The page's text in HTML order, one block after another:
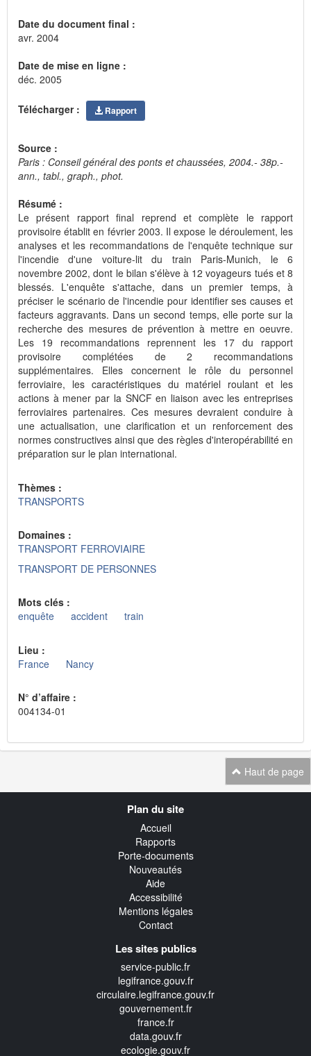
Date du document final :
avr. 2004
Date de mise en ligne :
déc. 2005
Télécharger : Rapport
Source :
Paris : Conseil général des ponts et chaussées, 2004.- 38p.-
ann., tabl., graph., phot.
Résumé :
Le présent rapport final reprend et complète le rapport
provisoire établit en février 2003. Il expose le déroulement, les
analyses et les recommandations de l'enquête technique sur
l'incendie d'une voiture-lit du train Paris-Munich, le 6
novembre 2002, dont le bilan s'élève à 12 voyageurs tués et 8
blessés. L'enquête s'attache, dans un premier temps, à
préciser le scénario de l'incendie pour identifier ses causes et
facteurs aggravants. Dans un second temps, elle porte sur la
recherche des mesures de prévention à mettre en oeuvre.
Les 19 recommandations reprennent les 17 du rapport
provisoire complétées de 2 recommandations
supplémentaires. Elles concernent le rôle du personnel
ferroviaire, les caractéristiques du matériel roulant et les
actions à mener par la SNCF en liaison avec les entreprises
ferroviaires partenaires. Ces mesures devraient conduire à
une actualisation, une clarification et un renforcement des
normes constructives ainsi que des règles d'interopérabilité en
préparation sur le plan international.
Thèmes :
TRANSPORTS
Domaines :
TRANSPORT FERROVIAIRE
TRANSPORT DE PERSONNES
Mots clés :
enquête
accident train
Lieu :
France
Nancy
N° d’affaire :
004134-01
Haut de page
Plan du site
Accueil
Rapports
Porte-documents
Nouveautés
Aide
Accessibilité
Mentions légales
Contact
Les sites publics
service-public.fr
legifrance.gouv.fr
circulaire.legifrance.gouv.fr
gouvernement.fr
france.fr
data.gouv.fr
ecologie.gouv.fr